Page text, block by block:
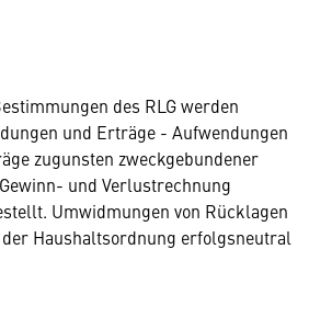
des RLG werden
und Erträge - Aufwendungen
zugunsten zweckgebundener
und Verlustrechnung
Umwidmungen von Rücklagen
Haushaltsordnung erfolgsneutral